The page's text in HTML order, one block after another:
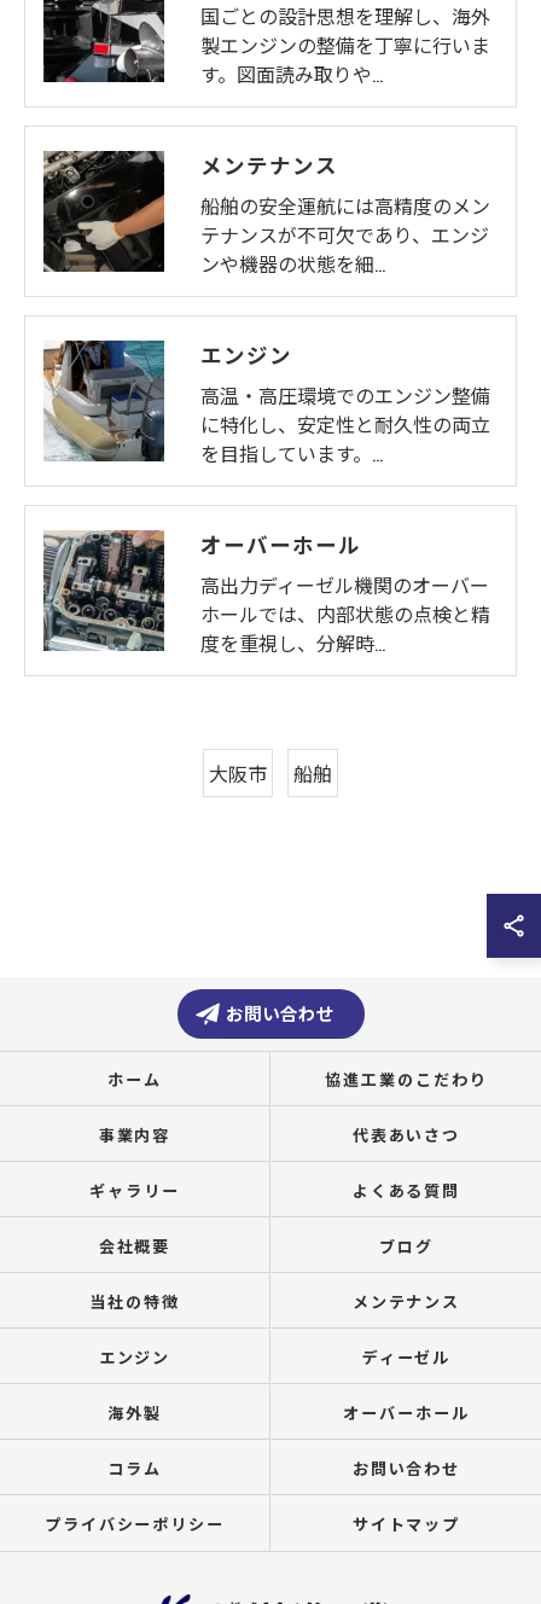
国ごとの設計思想を理解し、海外
製エンジンの整備を丁寧に行いま
す。図面読み取りや…
メンテナンス
船舶の安全運航には高精度のメン
テナンスが不可欠であり、エンジ
ンや機器の状態を細…
エンジン
高温・高圧環境でのエンジン整備
に特化し、安定性と耐久性の両立
を目指しています。…
オーバーホール
高出力ディーゼル機関のオーバー
ホールでは、内部状態の点検と精
度を重視し、分解時…
大阪市 船舶
お問い合わせ
ホーム 協進工業のこだわり
事業内容 代表あいさつ
ギャラリー よくある質問
会社概要 ブログ
当社の特徴 メンテナンス
エンジン ディーゼル
海外製 オーバーホール
コラム お問い合わせ
プライバシーポリシー サイトマップ